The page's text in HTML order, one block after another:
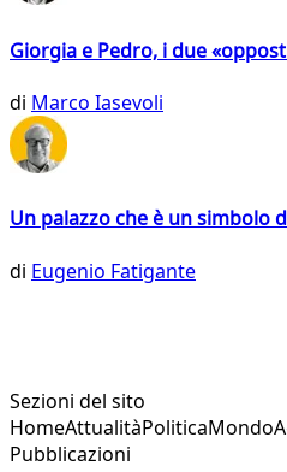
Giorgia e Pedro, i due
di Marco Iasevoli
Un palazzo che è un simbolo
di Eugenio Fatigante
Sezioni del sito
HomeAttualitàPoliticaMondo
Pubblicazioni